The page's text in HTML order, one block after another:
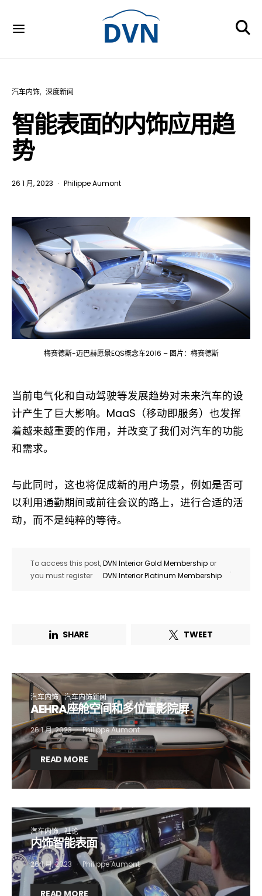
汽车内饰 深度新闻
智能表面的内饰应用趋
势
26 1 月, 2023 Philippe Aumont
梅赛德斯-迈巴赫愿景EQS概念车2016 – 图片：梅赛德斯
当前电气化和自动驾驶等发展趋势对未来汽车的设
计产生了巨大影响。MaaS（移动即服务）也发挥
着越来越重要的作用，并改变了我们对汽车的功能
和需求。
与此同时，这也将促成新的用户场景，例如是否可
以利用通勤期间或前往会议的路上，进行合适的活
动，而不是纯粹的等待。
To access this post,
you must register
DVN Interior Gold Membership or
DVN Interior Platinum Membership
.
SHARE TWEET
汽车内饰 汽车内饰新闻
AEHRA座舱空间和多位置影院屏
26 1 月, 2023 Philippe Aumont
READ MORE
汽车内饰 社论
内饰智能表面
26 1 月, 2023 Philippe Aumont